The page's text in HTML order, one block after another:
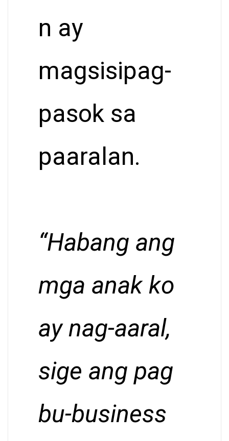
n ay
magsisipag-
pasok sa
paaralan.
“Habang ang
mga anak ko
ay nag-aaral,
sige ang pag
bu-business